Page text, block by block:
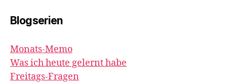
Blogserien
Monats-Memo
Was ich heute gelernt habe
Freitags-Fragen